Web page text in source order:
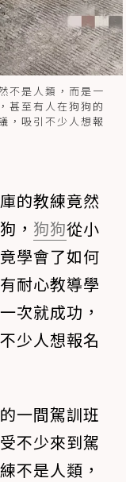
不是人類，而是一
甚至有人在狗狗的
，吸引不少人想報
的教練竟然
， 狗狗從小
學會了如何
耐心教導學
次就成功，
少人想報名
一間駕訓班
不少來到駕
不是人類，